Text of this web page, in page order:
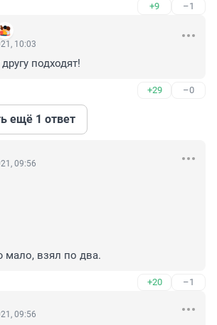
+9 –1
10:03
подходят!
+29 –0
ещё 1 ответ
09:56
мало, взял по два.
+20 –1
09:56